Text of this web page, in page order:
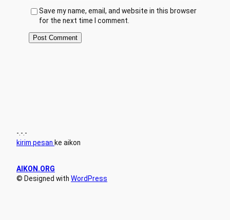
Save my name, email, and website in this browser
for the next time I comment.
-.-.-
kirim pesan ke aikon
AIKON.ORG
© Designed with WordPress